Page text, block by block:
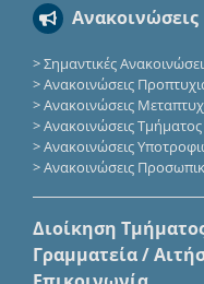
Ανακοινώσεις
>Σημαντικές
>Ανακοινώσεις
>Ανακοινώσεις
>Ανακοινώσεις Τμήματος
>Ανακοινώσεις
>Ανακοινώσεις
Διοίκηση
Γραμματεία /